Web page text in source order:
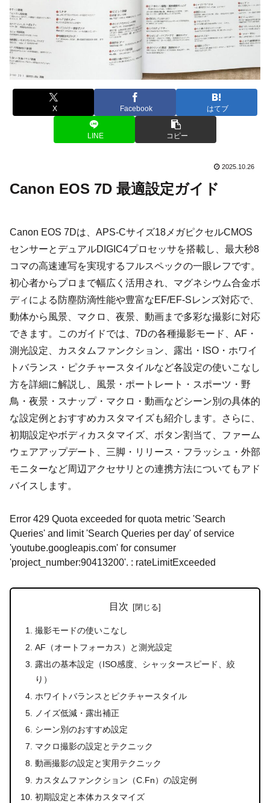
X Facebook はてブ
LINE コピー
2025.10.26
Canon EOS 7D 最適設定ガイド
Canon EOS 7Dは、APS-Cサイズ18メガピクセルCMOS
センサーとデュアルDIGIC4プロセッサを搭載し、最大秒8
コマの高速連写を実現するフルスペックの一眼レフです。
初心者からプロまで幅広く活用され、マグネシウム合金ボ
ディによる防塵防滴性能や豊富なEF/EF-Sレンズ対応で、
動体から風景、マクロ、夜景、動画まで多彩な撮影に対応
できます。このガイドでは、7Dの各種撮影モード、AF・
測光設定、カスタムファンクション、露出・ISO・ホワイ
トバランス・ピクチャースタイルなど各設定の使いこなし
方を詳細に解説し、風景・ポートレート・スポーツ・野
鳥・夜景・スナップ・マクロ・動画などシーン別の具体的
な設定例とおすすめカスタマイズも紹介します。さらに、
初期設定やボディカスタマイズ、ボタン割当て、ファーム
ウェアアップデート、三脚・リリース・フラッシュ・外部
モニターなど周辺アクセサリとの連携方法についてもアド
バイスします。
Error 429 Quota exceeded for quota metric 'Search
Queries' and limit 'Search Queries per day' of service
'youtube.googleapis.com' for consumer
'project_number:90413200'. : rateLimitExceeded
目次
撮影モードの使いこなし
AF（オートフォーカス）と測光設定
露出の基本設定（ISO感度、シャッタースピード、絞
り）
ホワイトバランスとピクチャースタイル
ノイズ低減・露出補正
シーン別のおすすめ設定
マクロ撮影の設定とテクニック
動画撮影の設定と実用テクニック
カスタムファンクション（C.Fn）の設定例
初期設定と本体カスタマイズ